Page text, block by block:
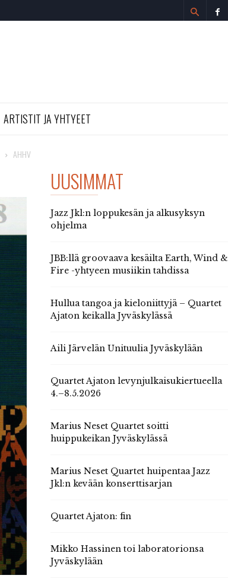
ARTISTIT JA YHTYEET
AHHV
UUSIMMAT
Jazz Jkl:n loppukesän ja alkusyksyn
ohjelma
JBB:llä groovaava kesäilta Earth, Wind &
Fire -yhtyeen musiikin tahdissa
Hullua tangoa ja kieloniittyjä – Quartet
Ajaton keikalla Jyväskylässä
Aili Järvelän Unituulia Jyväskylään
Quartet Ajaton levynjulkaisukiertueella
4.–8.5.2026
Marius Neset Quartet soitti
huippukeikan Jyväskylässä
Marius Neset Quartet huipentaa Jazz
Jkl:n kevään konserttisarjan
Quartet Ajaton: fin
Mikko Hassinen toi laboratorionsa
Jyväskylään